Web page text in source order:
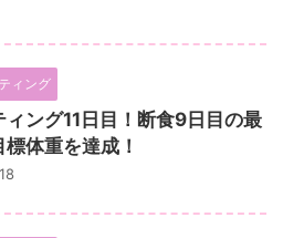
ィング
ィング11日目！断食9日目の最
体重を達成！